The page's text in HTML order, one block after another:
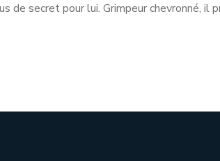
de secret pour lui. Grimpeur chevronné,